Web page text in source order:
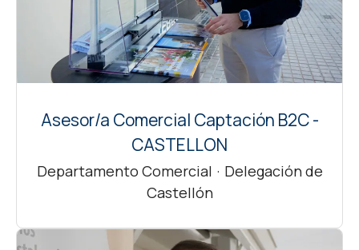
Asesor/a Comercial Captación B2C -
CASTELLON
Departamento Comercial · Delegación de
Castellón